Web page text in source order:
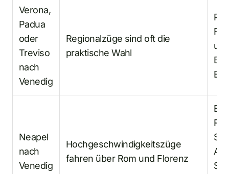
Verona,
Padua
oder
Treviso
nach
Venedig
Regionalzüge sind oft die
praktische Wahl
Neapel
nach
Venedig
Hochgeschwindigkeitszüge
fahren über Rom und Florenz
Es